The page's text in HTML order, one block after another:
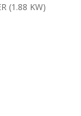
(1.88 KW)